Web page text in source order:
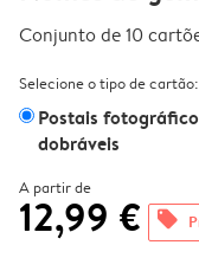
Conjunto de 10
Selecione o tipo de cartão:
Postais
dobráveis
A partir de
12,99 € offers